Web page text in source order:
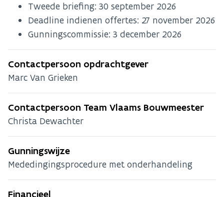
Tweede briefing: 30 september 2026
Deadline indienen offertes: 27 november 2026
Gunningscommissie: 3 december 2026
Contactpersoon opdrachtgever
Marc Van Grieken
Contactpersoon Team Vlaams Bouwmeester
Christa Dewachter
Gunningswijze
Mededingingsprocedure met onderhandeling
Financieel